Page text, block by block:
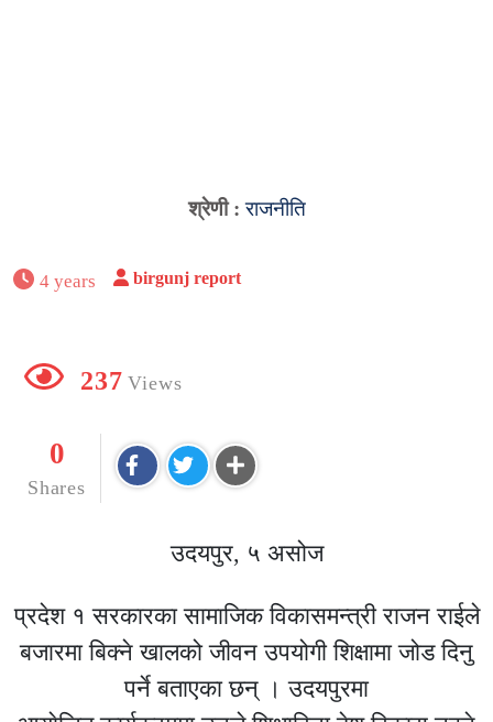
श्रेणी :राजनीति
4 years birgunj report
237 Views
0
Shares
उदयपुर, ५ असोज
प्रदेश १ सरकारका सामाजिक विकासमन्त्री राजन राईले
बजारमा बिक्ने खालको जीवन उपयोगी शिक्षामा जोड दिनु
पर्ने बताएका छन् । उदयपुरमा